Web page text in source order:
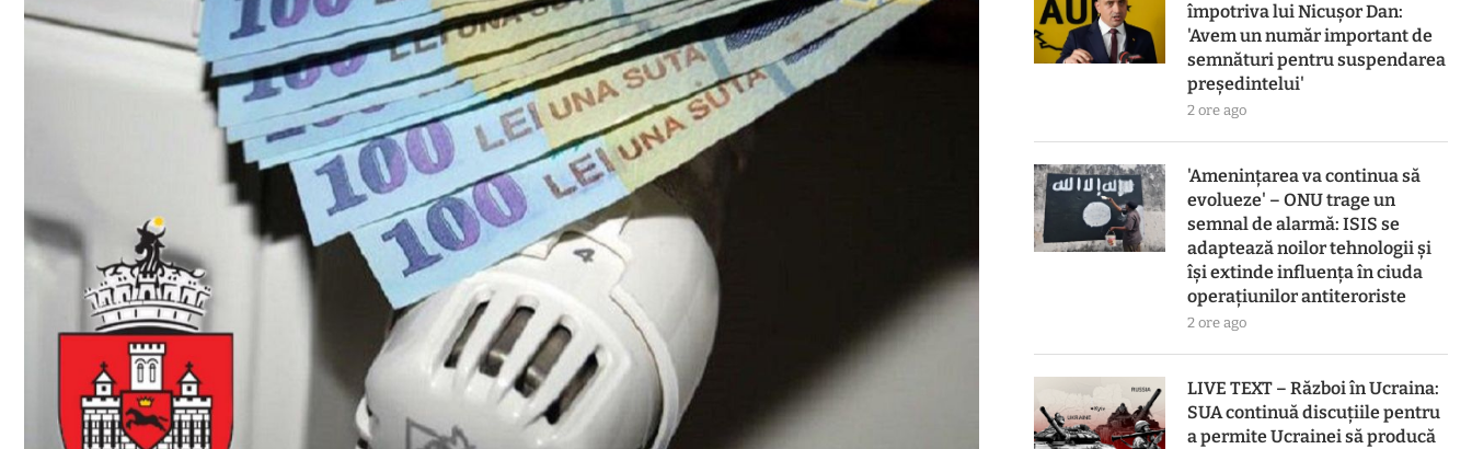
împotriva lui Nicușor Dan:
'Avem un număr important de
semnături pentru suspendarea
președintelui'
2 ore ago
'Amenințarea va continua să
evolueze' – ONU trage un
semnal de alarmă: ISIS se
adaptează noilor tehnologii și
își extinde influența în ciuda
operațiunilor antiteroriste
2 ore ago
LIVE TEXT – Război în Ucraina:
SUA continuă discuțiile pentru
a permite Ucrainei să producă